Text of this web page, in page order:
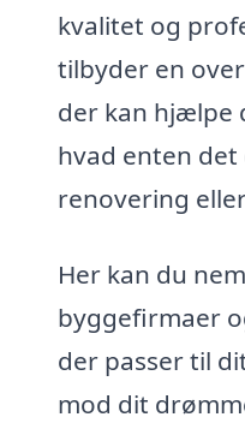
kvalitet og
tilbyder en
der kan hjælpe
hvad enten
renovering
Her kan du
byggefirmaer
der passer til
mod dit